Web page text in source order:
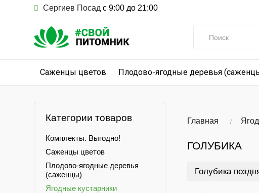
Сергиев Посад с 9:00 до 21:00
Саженцы цветов Плодово-ягодные деревья
Категории товаров
Комплекты. Выгодно!
Саженцы цветов
Плодово-ягодные деревья
(саженцы)
Ягодные кустарники
Главная
ГОЛУБИКА
Голубика